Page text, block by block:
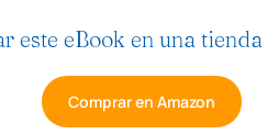
este eBook en una
Comprar en Amazon